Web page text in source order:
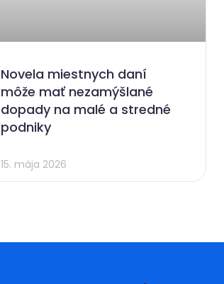
Novela miestnych daní
môže mať nezamýšlané
dopady na malé a stredné
podniky
15. mája 2026